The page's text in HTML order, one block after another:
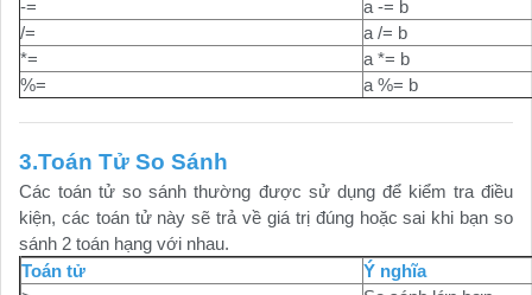
-=
a -= b
/=
a /= b
*=
a *= b
%=
a %= b
3.Toán Tử So Sánh
Các toán tử so sánh thường được sử dụng để kiểm tra điều
kiện, các toán tử này sẽ trả về giá trị đúng hoặc sai khi bạn so
sánh 2 toán hạng với nhau.
Toán tử
Ý nghĩa